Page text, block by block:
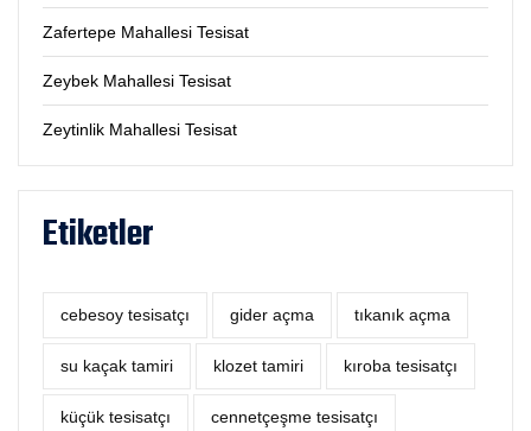
Zafertepe Mahallesi Tesisat
Zeybek Mahallesi Tesisat
Zeytinlik Mahallesi Tesisat
Etiketler
cebesoy tesisatçı ‎gider açma tıkanık açma
su kaçak tamiri klozet tamiri kıroba tesisatçı
küçük tesisatçı cennetçeşme tesisatçı